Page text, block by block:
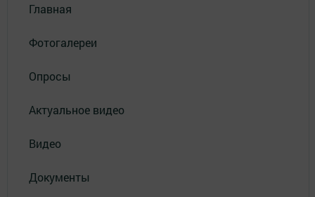
Главная
Фотогалереи
Опросы
Актуальное видео
Видео
Документы